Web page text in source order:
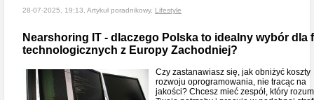
28-07-2025, 19:13, Artykuł poradnikowy, Lifestyle
Nearshoring IT - dlaczego Polska to idealny wybór dla
technologicznych z Europy Zachodniej?
Czy zastanawiasz się, jak obniżyć koszty
rozwoju oprogramowania, nie tracąc na
jakości? Chcesz mieć zespół, który